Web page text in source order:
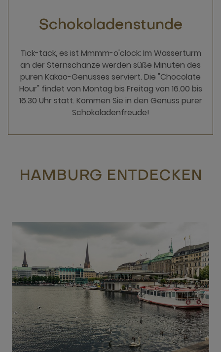
Schokoladenstunde
Tick-tack, es ist Mmmm-o'clock: Im Wasserturm
an der Sternschanze werden süße Minuten des
puren Kakao-Genusses serviert. Die "Chocolate
Hour" findet von Montag bis Freitag von 16.00 bis
16.30 Uhr statt. Kommen Sie in den Genuss purer
Schokoladenfreude!
HAMBURG ENTDECKEN